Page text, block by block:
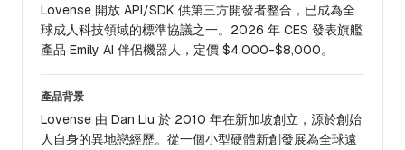
Lovense 開放 API/SDK 供第三方開發者整合，已成為全
球成人科技領域的標準協議之一。2026 年 CES 發表旗艦
產品 Emily AI 伴侶機器人，定價 $4,000-$8,000。
產品背景
Lovense 由 Dan Liu 於 2010 年在新加坡創立，源於創始
人自身的異地戀經歷。從一個小型硬體新創發展為全球遠